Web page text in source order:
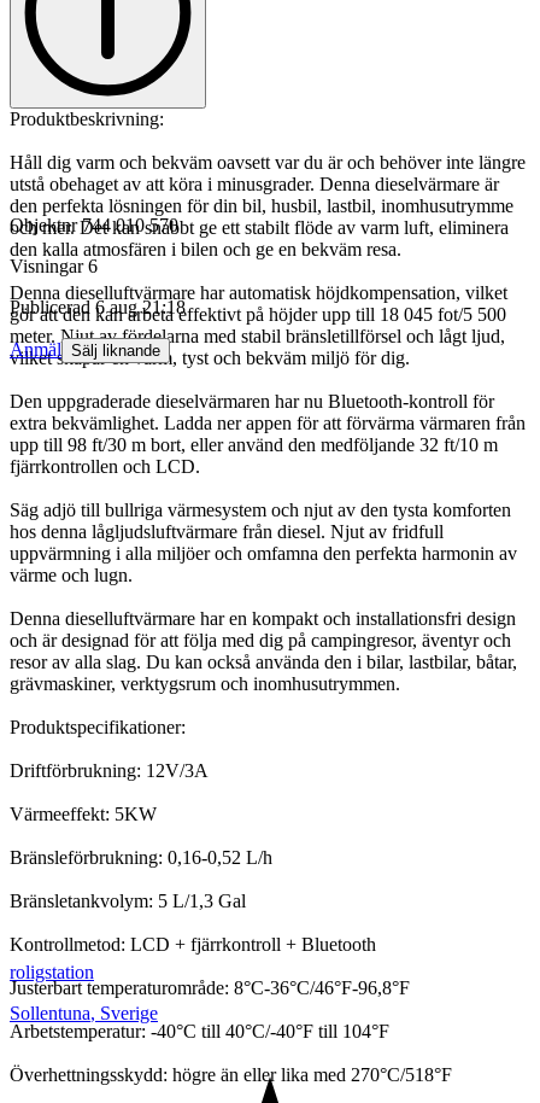
Produktbeskrivning:
Håll dig varm och bekväm oavsett var du är och behöver inte längre
utstå obehaget av att köra i minusgrader. Denna dieselvärmare är
den perfekta lösningen för din bil, husbil, lastbil, inomhusutrymme
och mer. Det kan snabbt ge ett stabilt flöde av varm luft, eliminera
den kalla atmosfären i bilen och ge en bekväm resa.
Denna dieselluftvärmare har automatisk höjdkompensation, vilket
gör att den kan arbeta effektivt på höjder upp till 18 045 fot/5 500
meter. Njut av fördelarna med stabil bränsletillförsel och lågt ljud,
vilket skapar en varm, tyst och bekväm miljö för dig.
Den uppgraderade dieselvärmaren har nu Bluetooth-kontroll för
extra bekvämlighet. Ladda ner appen för att förvärma värmaren från
upp till 98 ft/30 m bort, eller använd den medföljande 32 ft/10 m
fjärrkontrollen och LCD.
Säg adjö till bullriga värmesystem och njut av den tysta komforten
hos denna lågljudsluftvärmare från diesel. Njut av fridfull
uppvärmning i alla miljöer och omfamna den perfekta harmonin av
värme och lugn.
Denna dieselluftvärmare har en kompakt och installationsfri design
och är designad för att följa med dig på campingresor, äventyr och
resor av alla slag. Du kan också använda den i bilar, lastbilar, båtar,
grävmaskiner, verktygsrum och inomhusutrymmen.
Produktspecifikationer:
Driftförbrukning: 12V/3A
Värmeeffekt: 5KW
Bränsleförbrukning: 0,16-0,52 L/h
Bränsletankvolym: 5 L/1,3 Gal
Kontrollmetod: LCD + fjärrkontroll + Bluetooth
Justerbart temperaturområde: 8°C-36°C/46°F-96,8°F
Arbetstemperatur: -40°C till 40°C/-40°F till 104°F
Överhettningsskydd: högre än eller lika med 270°C/518°F
Objektnr 744 010 570
Visningar 6
Publicerad 6 aug 21:18
Anmäl Sälj liknande
roligstation
Sollentuna, Sverige